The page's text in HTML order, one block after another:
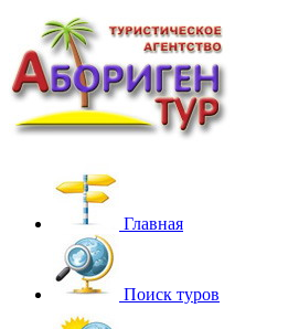
Главная
Поиск туров